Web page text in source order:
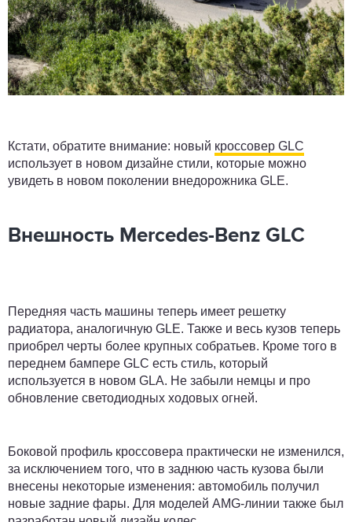
Кстати, обратите внимание: новый кроссовер GLC
использует в новом дизайне стили, которые можно
увидеть в новом поколении внедорожника GLE.
Внешность Mercedes-Benz GLC
Передняя часть машины теперь имеет решетку
радиатора, аналогичную GLE. Также и весь кузов теперь
приобрел черты более крупных собратьев. Кроме того в
переднем бампере GLC есть стиль, который
используется в новом GLA. Не забыли немцы и про
обновление светодиодных ходовых огней.
Боковой профиль кроссовера практически не изменился,
за исключением того, что в заднюю часть кузова были
внесены некоторые изменения: автомобиль получил
новые задние фары. Для моделей AMG-линии также был